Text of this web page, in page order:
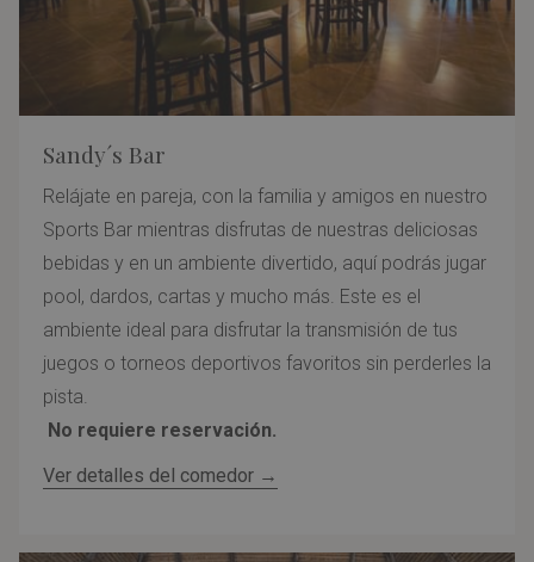
Sandy´s Bar
Relájate en pareja, con la familia y amigos en nuestro
Sports Bar mientras disfrutas de nuestras deliciosas
bebidas y en un ambiente divertido, aquí podrás jugar
pool, dardos, cartas y mucho más. Este es el
ambiente ideal para disfrutar la transmisión de tus
juegos o torneos deportivos favoritos sin perderles la
pista.
No requiere reservación.
Ver detalles del comedor